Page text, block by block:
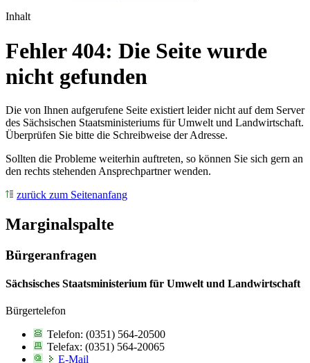
Inhalt
Fehler 404: Die Seite wurde
nicht gefunden
Die von Ihnen aufgerufene Seite existiert leider nicht auf dem Server
des Sächsischen Staatsministeriums für Umwelt und Landwirtschaft.
Überprüfen Sie bitte die Schreibweise der Adresse.
Sollten die Probleme weiterhin auftreten, so können Sie sich gern an
den rechts stehenden Ansprechpartner wenden.
zurück zum Seitenanfang
Marginalspalte
Bürgeranfragen
Sächsisches Staatsministerium für Umwelt und Landwirtschaft
Bürgertelefon
Telefon: (0351) 564-20500
Telefax: (0351) 564-20065
E-Mail